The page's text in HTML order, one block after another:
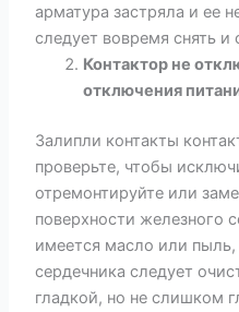
арматура застряла и ее
следует вовремя снять и
Контактор не
отключения
Залипли контакты
проверьте, чтобы
отремонтируйте или
поверхности железного
имеется масло или
сердечника следует
гладкой, но не слишком